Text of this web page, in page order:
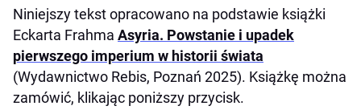
Niniejszy tekst opracowano na podstawie książki
Eckarta Frahma Asyria. Powstanie i upadek
pierwszego imperium w historii świata
(Wydawnictwo Rebis, Poznań 2025). Książkę można
zamówić, klikając poniższy przycisk.